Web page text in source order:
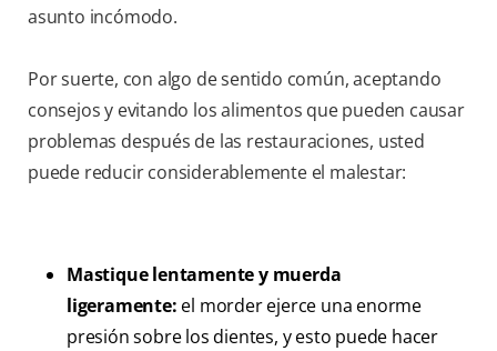
asunto incómodo.
Por suerte, con algo de sentido común, aceptando
consejos y evitando los alimentos que pueden causar
problemas después de las restauraciones, usted
puede reducir considerablemente el malestar:
Mastique lentamente y muerda
ligeramente: el morder ejerce una enorme
presión sobre los dientes, y esto puede hacer